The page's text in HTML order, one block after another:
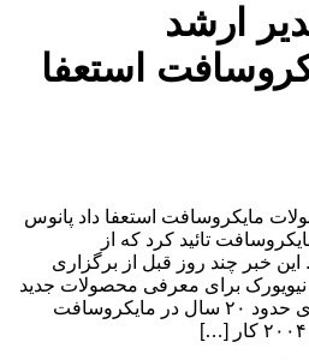
ارشد
استعفا
مایکروسافت استعفا داد پانوس
تائید کرد که از
خبر چند روز قبل از برگزاری
برای معرفی محصولات جدید
سرفیس منتشر می‌شود. پانای حدود ۲۰ سال در مایکروسافت